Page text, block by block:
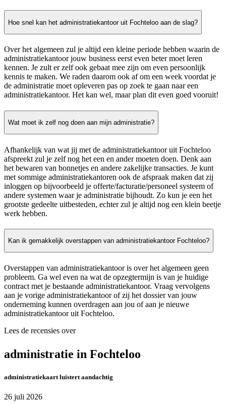
Hoe snel kan het administratiekantoor uit Fochteloo aan de slag?
Over het algemeen zul je altijd een kleine periode hebben waarin de
administratiekantoor jouw business eerst even beter moet leren
kennen. Je zult er zelf ook gebaat mee zijn om even persoonlijk
kennis te maken. We raden daarom ook af om een week voordat je
de administratie moet opleveren pas op zoek te gaan naar een
administratiekantoor. Het kan wel, maar plan dit even goed vooruit!
Wat moet ik zelf nog doen aan mijn administratie?
Afhankelijk van wat jij met de administratiekantoor uit Fochteloo
afspreekt zul je zelf nog het een en ander moeten doen. Denk aan
het bewaren van bonnetjes en andere zakelijke transacties. Je kunt
met sommige administratiekantoren ook de afspraak maken dat zij
inloggen op bijvoorbeeld je offerte/facturatie/personeel systeem of
andere systemen waar je administratie bijhoudt. Zo kun je een het
grootste gedeelte uitbesteden, echter zul je altijd nog een klein beetje
werk hebben.
Kan ik gemakkelijk overstappen van administratiekantoor Fochteloo?
Overstappen van administratiekantoor is over het algemeen geen
probleem. Ga wel even na wat de opzegtermijn is van je huidige
contract met je bestaande administratiekantoor. Vraag vervolgens
aan je vorige administratiekantoor of zij het dossier van jouw
onderneming kunnen overdragen aan jou of aan je nieuwe
administratiekantoor uit Fochteloo.
Lees de recensies over
administratie in Fochteloo
administratiekaart luistert aandachtig
26 juli 2026